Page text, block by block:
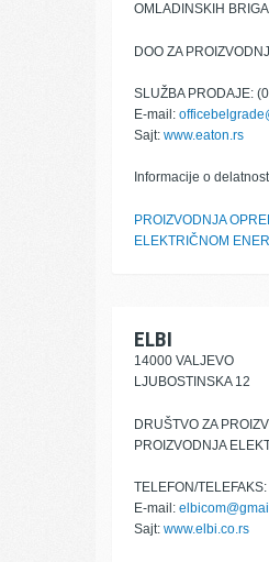
OMLADINSKIH
DOO ZA
SLUŽBA PRODAJE:
E-mail:
Sajt: www.eaton.rs
Informacije o
PROIZVODNJA
ELEKTRIČNOM
ELBI
14000 VALJEVO
LJUBOSTINSKA 12
DRUŠTVO ZA
PROIZVODNJA
TELEFON/
E-mail:
Sajt: www.elbi.co.rs